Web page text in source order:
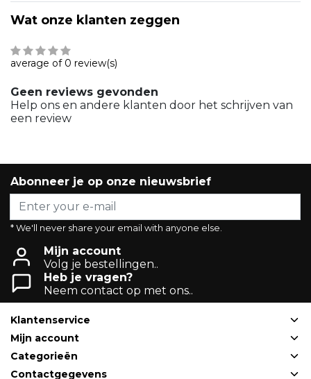
Wat onze klanten zeggen
average of 0 review(s)
Geen reviews gevonden
Help ons en andere klanten door het schrijven van
een review
Abonneer je op onze nieuwsbrief
* We'll never share your email with anyone else.
Mijn account
Volg je bestellingen..
Heb je vragen?
Neem contact op met ons..
Klantenservice
Mijn account
Categorieën
Contactgegevens